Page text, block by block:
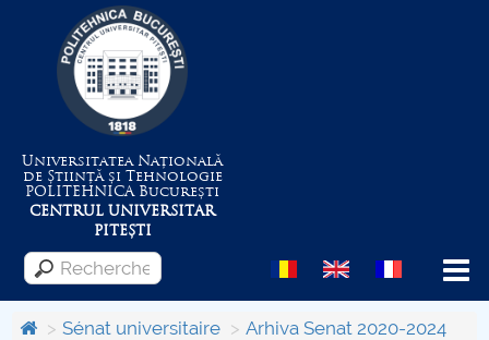
Universitatea Națională
de Știință și Tehnologie
POLITEHNICABucurești
CENTRUL UNIVERSITAR
PITEȘTI
Menu
Sénat universitaire
Arhiva Senat 2020-2024